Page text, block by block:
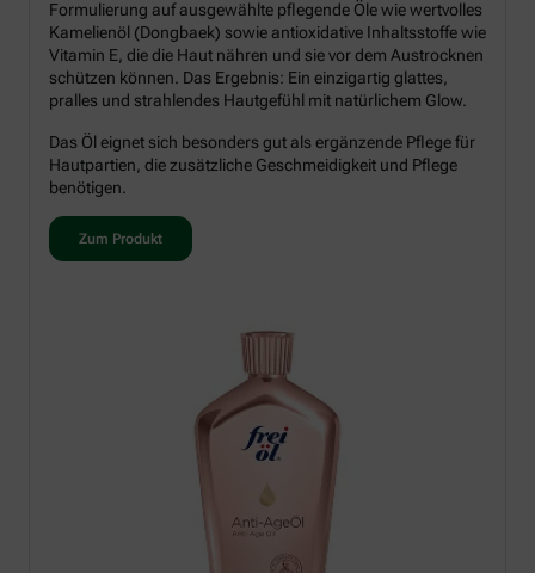
Formulierung auf ausgewählte pflegende Öle wie wertvolles
Kamelienöl (Dongbaek) sowie antioxidative Inhaltsstoffe wie
Vitamin E, die die Haut nähren und sie vor dem Austrocknen
schützen können. Das Ergebnis: Ein einzigartig glattes,
pralles und strahlendes Hautgefühl mit natürlichem Glow.
Das Öl eignet sich besonders gut als ergänzende Pflege für
Hautpartien, die zusätzliche Geschmeidigkeit und Pflege
benötigen.
Zum Produkt